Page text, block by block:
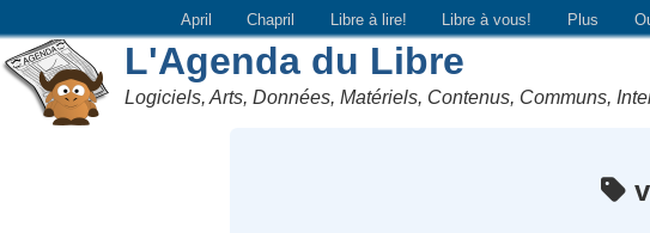
April Chapril Libre à lire! Libre à vous! Plus
L'Agenda du Libre
Logiciels, Arts, Données, Matériels, Contenus, Communs,